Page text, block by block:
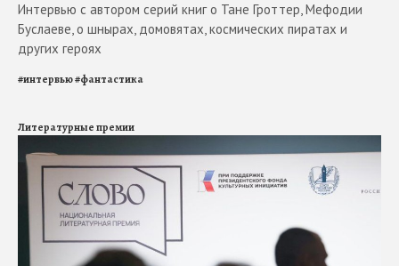
Интервью с автором серий книг о Тане Гроттер, Мефодии
Буслаеве, о шнырах, домовятах, космических пиратах и
других героях
#интервью#фантастика
Литературные премии